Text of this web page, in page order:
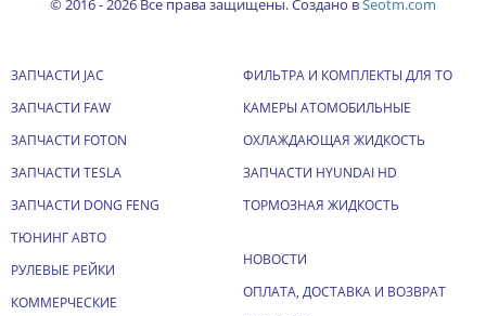
© 2016 - 2026 Все права защищены. Создано вSeotm.com
ЗАПЧАСТИ JAC
ЗАПЧАСТИ FAW
ЗАПЧАСТИ FOTON
ЗАПЧАСТИ TESLA
ЗАПЧАСТИ DONG FENG
ТЮНИНГ АВТО
РУЛЕВЫЕ РЕЙКИ
КОММЕРЧЕСКИЕ
ФИЛЬТРА И КОМПЛЕКТЫ ДЛЯ ТО
КАМЕРЫ АТОМОБИЛЬНЫЕ
ОХЛАЖДАЮЩАЯ ЖИДКОСТЬ
ЗАПЧАСТИ HYUNDAI HD
ТОРМОЗНАЯ ЖИДКОСТЬ
НОВОСТИ
ОПЛАТА, ДОСТАВКА И ВОЗВРАТ